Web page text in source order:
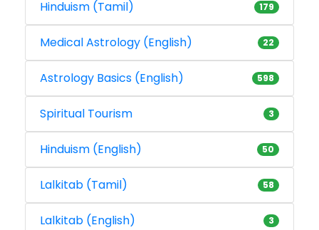
Hinduism (Tamil) 179
Medical Astrology (English) 22
Astrology Basics (English) 598
Spiritual Tourism 3
Hinduism (English) 50
Lalkitab (Tamil) 58
Lalkitab (English) 3